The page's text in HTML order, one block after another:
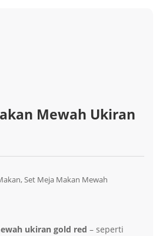
Mewah Ukiran
,Set Meja Makan Mewah
ukiran gold red – seperti